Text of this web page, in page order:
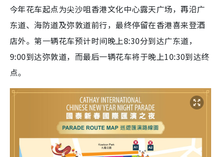
今年花车起点为尖沙咀香港文化中心露天广场，再沿广
东道、海防道及弥敦道前行，最终停留在香港喜来登酒
店外。第一辆花车预计时间晚上8:30分到达广东道，
9:00到达弥敦道，而最后一辆花车将于晚上10:30到达终
点。